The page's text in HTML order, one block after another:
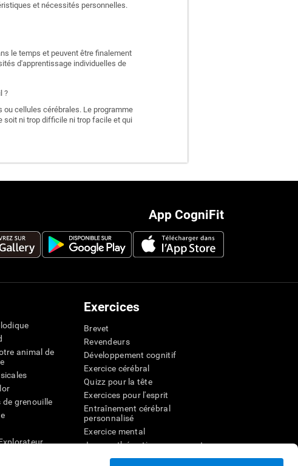
et nécessités personnelles.
le temps et peuvent être finalement
d'apprentissage individuelles de
?
ou cellules cérébrales. Le programme
soit ni trop difficile ni trop facile et qui
App CogniFit
animal de
de grenouille
Exercices
Brevet
Revendeurs
Développement cognitif
Exercice cérébral
Quizz pour la tête
Exercices pour l'esprit
Entraînement cérébral
personnalisé
Exercice mental
Jeux mathématiques amusants
Compréhension de lecture